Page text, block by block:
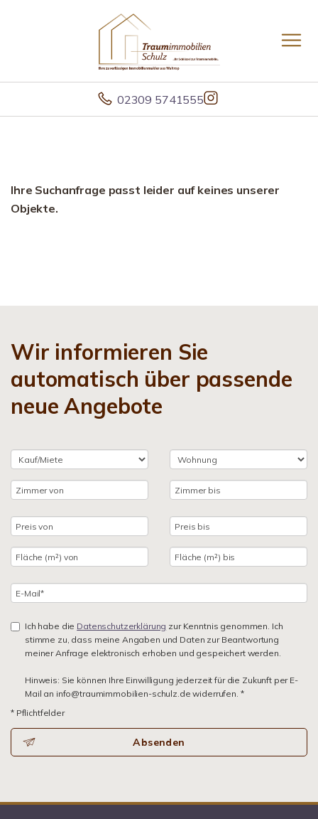
02309 5741555
Ihre Suchanfrage passt leider auf keines unserer
Objekte.
Wir informieren Sie
automatisch über passende
neue Angebote
Ich habe die Datenschutzerklärung zur Kenntnis genommen. Ich
stimme zu, dass meine Angaben und Daten zur Beantwortung
meiner Anfrage elektronisch erhoben und gespeichert werden.
Hinweis: Sie können Ihre Einwilligung jederzeit für die Zukunft per E-
Mail an info@traumimmobilien-schulz.de widerrufen. *
* Pflichtfelder
Absenden